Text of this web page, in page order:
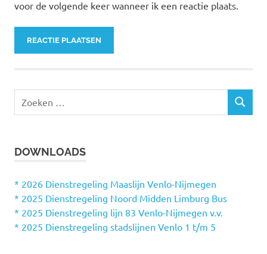
voor de volgende keer wanneer ik een reactie plaats.
e
n
a
a
r
Z
DOWNLOADS
* 2026 Dienstregeling Maaslijn Venlo-Nijmegen
* 2025 Dienstregeling Noord Midden Limburg Bus
* 2025 Dienstregeling lijn 83 Venlo-Nijmegen v.v.
* 2025 Dienstregeling stadslijnen Venlo 1 t/m 5